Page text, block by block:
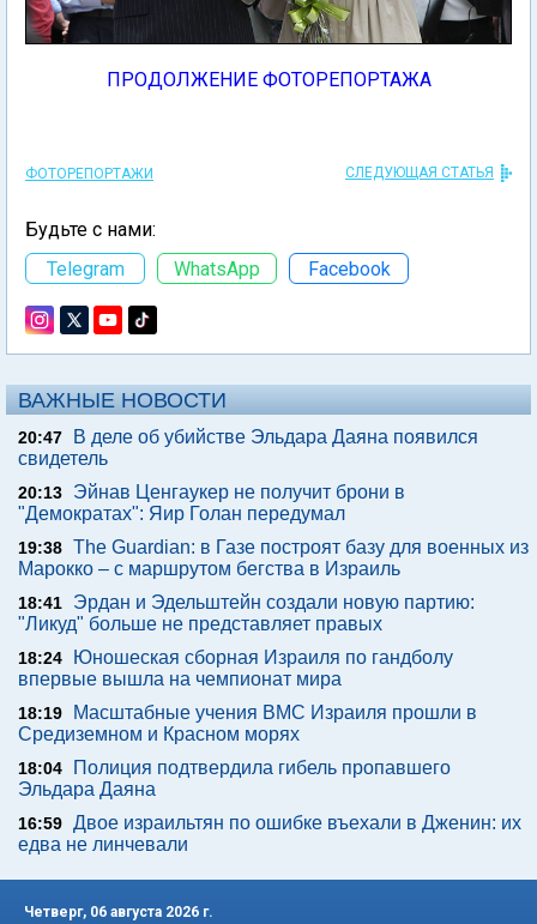
ПРОДОЛЖЕНИЕ ФОТОРЕПОРТАЖА
ФОТОРЕПОРТАЖИ СЛЕДУЮЩАЯ СТАТЬЯ
Будьте с нами:
Telegram
WhatsApp Facebook
ВАЖНЫЕ НОВОСТИ
20:47
В деле об убийстве Эльдара Даяна появился
свидетель
20:13
Эйнав Ценгаукер не получит брони в
"Демократах": Яир Голан передумал
19:38 The Guardian: в Газе построят базу для военных из
Марокко – с маршрутом бегства в Израиль
18:41
Эрдан и Эдельштейн создали новую партию:
"Ликуд" больше не представляет правых
18:24
Юношеская сборная Израиля по гандболу
впервые вышла на чемпионат мира
18:19
Масштабные учения ВМС Израиля прошли в
Средиземном и Красном морях
18:04
Полиция подтвердила гибель пропавшего
Эльдара Даяна
16:59 Двое израильтян по ошибке въехали в Дженин: их
едва не линчевали
Четверг, 06 августа 2026 г.